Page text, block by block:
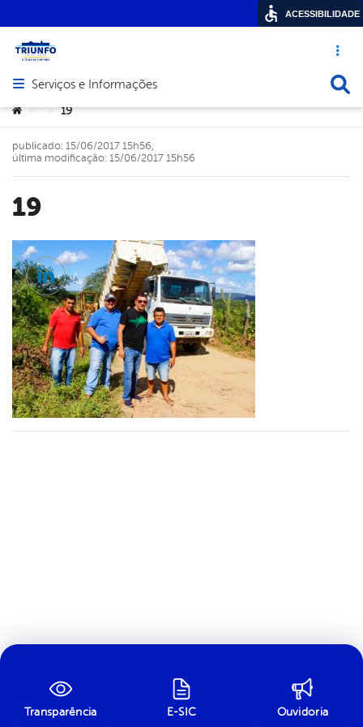
Acesso
Abrir menu principal de navegação
Serviços e Informações
Você está aqui:
> > 19
19
publicado: 15/06/2017 15h56,
última modificação: 15/06/2017 15h56
Twitter
Linkedin
Transparência E-SIC Ouvidoria
ACESSIBILIDADE